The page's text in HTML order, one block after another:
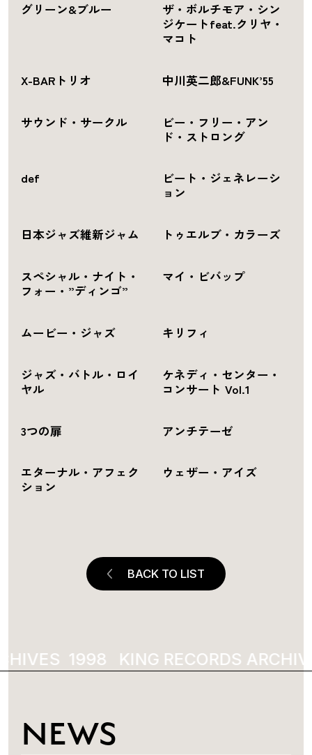
グリーン&ブルー
ザ・ボルチモア・シン
ジケートfeat.クリヤ・
マコト
X-BARトリオ 中川英二郎&FUNK’55
サウンド・サークル
ビー・フリー・アン
ド・ストロング
def
ビート・ジェネレーシ
ョン
日本ジャズ維新ジャム トゥエルブ・カラーズ
スペシャル・ナイト・
フォー・”ディンゴ”
マイ・ビバップ
ムービー・ジャズ キリフィ
ジャズ・バトル・ロイ
ヤル
ケネディ・センター・
コンサート Vol.1
3つの扉 アンチテーゼ
エターナル・アフェク
ション
ウェザー・アイズ
BACK TO LIST
1998 KING RECORDS
NEWS